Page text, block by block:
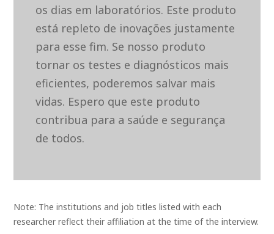
os dias em laboratórios. Este produto
está repleto de inovações justamente
para esse fim. Se nosso produto
tornar os testes e diagnósticos mais
eficientes, poderemos salvar mais
vidas. Espero que este produto
contribua para a saúde e segurança
de todos.
Note: The institutions and job titles listed with each
researcher reflect their affiliation at the time of the interview.